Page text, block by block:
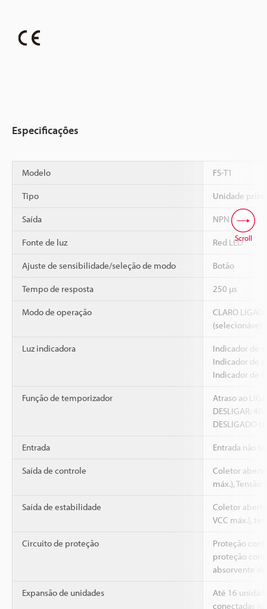
Especificações
Modelo FS-T1
Tipo Unidade
Saída NPN
Fonte de luz Red LED
Ajuste de sensibilidade/seleção de modo Botão
Tempo de resposta 250 µs
Modo de operação
CLARO
(selecionável
Luz indicadora
Indicador de
Indicador de
Indicador de
Função de temporizador
Atraso ao
DESLIGAR:
DESLIGADO
Entrada Entrada não
Saída de controle
Coletor
máx.), Tensão
Saída de estabilidade
Coletor
VCC máx.),
Circuito de proteção
Proteção
proteção
absorvente
Expansão de unidades
Até 16
conectadas
Scroll